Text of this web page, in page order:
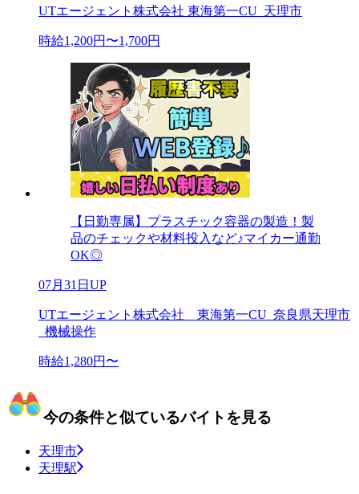
UTエージェント株式会社 東海第一CU_天理市
時給1,200円〜1,700円
【日勤専属】プラスチック容器の製造！製
品のチェックや材料投入など♪マイカー通勤
OK◎
07月31日UP
UTエージェント株式会社 東海第一CU_奈良県天理市
_機械操作
時給1,280円〜
今の条件と似ているバイトを見る
天理市
天理駅